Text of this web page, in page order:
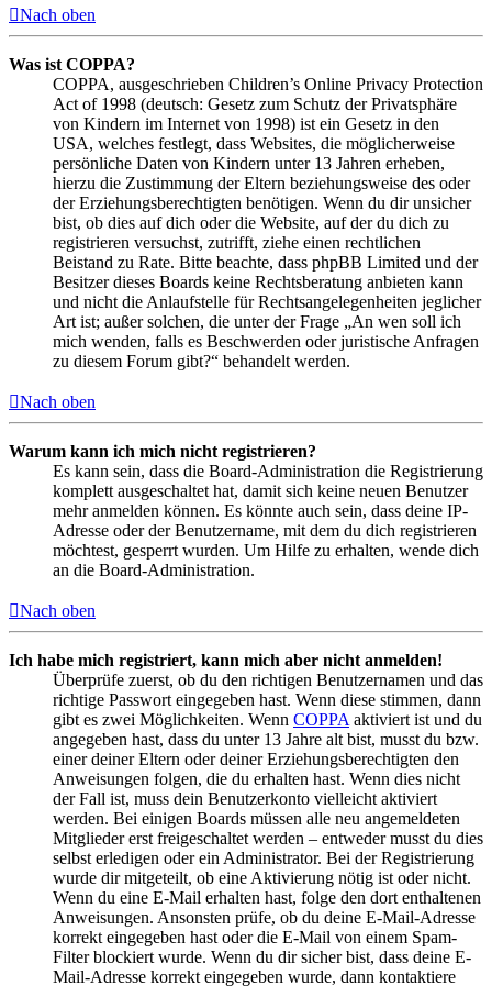
Nach oben
Was ist COPPA?
COPPA, ausgeschrieben Children’s Online Privacy Protection
Act of 1998 (deutsch: Gesetz zum Schutz der Privatsphäre
von Kindern im Internet von 1998) ist ein Gesetz in den
USA, welches festlegt, dass Websites, die möglicherweise
persönliche Daten von Kindern unter 13 Jahren erheben,
hierzu die Zustimmung der Eltern beziehungsweise des oder
der Erziehungsberechtigten benötigen. Wenn du dir unsicher
bist, ob dies auf dich oder die Website, auf der du dich zu
registrieren versuchst, zutrifft, ziehe einen rechtlichen
Beistand zu Rate. Bitte beachte, dass phpBB Limited und der
Besitzer dieses Boards keine Rechtsberatung anbieten kann
und nicht die Anlaufstelle für Rechtsangelegenheiten jeglicher
Art ist; außer solchen, die unter der Frage „An wen soll ich
mich wenden, falls es Beschwerden oder juristische Anfragen
zu diesem Forum gibt?“ behandelt werden.
Nach oben
Warum kann ich mich nicht registrieren?
Es kann sein, dass die Board-Administration die Registrierung
komplett ausgeschaltet hat, damit sich keine neuen Benutzer
mehr anmelden können. Es könnte auch sein, dass deine IP-
Adresse oder der Benutzername, mit dem du dich registrieren
möchtest, gesperrt wurden. Um Hilfe zu erhalten, wende dich
an die Board-Administration.
Nach oben
Ich habe mich registriert, kann mich aber nicht anmelden!
Überprüfe zuerst, ob du den richtigen Benutzernamen und das
richtige Passwort eingegeben hast. Wenn diese stimmen, dann
gibt es zwei Möglichkeiten. Wenn COPPA aktiviert ist und du
angegeben hast, dass du unter 13 Jahre alt bist, musst du bzw.
einer deiner Eltern oder deiner Erziehungsberechtigten den
Anweisungen folgen, die du erhalten hast. Wenn dies nicht
der Fall ist, muss dein Benutzerkonto vielleicht aktiviert
werden. Bei einigen Boards müssen alle neu angemeldeten
Mitglieder erst freigeschaltet werden – entweder musst du dies
selbst erledigen oder ein Administrator. Bei der Registrierung
wurde dir mitgeteilt, ob eine Aktivierung nötig ist oder nicht.
Wenn du eine E-Mail erhalten hast, folge den dort enthaltenen
Anweisungen. Ansonsten prüfe, ob du deine E-Mail-Adresse
korrekt eingegeben hast oder die E-Mail von einem Spam-
Filter blockiert wurde. Wenn du dir sicher bist, dass deine E-
Mail-Adresse korrekt eingegeben wurde, dann kontaktiere